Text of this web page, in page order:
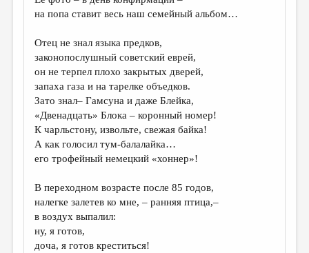
на попа ставит весь наш семейный альбом…
Отец не знал языка предков,
законопослушный советский еврей,
он не терпел плохо закрытых дверей,
запаха газа и на тарелке объедков.
Зато знал– Гамсуна и даже Блейка,
«Двенадцать» Блока – коронный номер!
К чарльстону, извольте, свежая байка!
А как голосил тум-балалайка…
его трофейный немецкий «хоннер»!
В переходном возрасте после 85 годов,
налегке залетев ко мне, – ранняя птица,–
в воздух выпалил:
ну, я готов,
доча, я готов креститься!